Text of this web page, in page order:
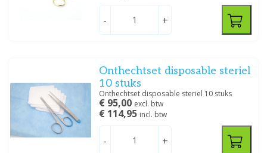
- +
Onthechtset disposable steriel
10 stuks
Onthechtset disposable steriel 10 stuks
€ 95,00 excl. btw
€ 114,95 incl. btw
- +